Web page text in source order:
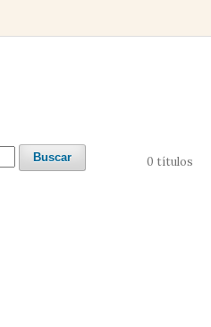
0 títulos
Buscar